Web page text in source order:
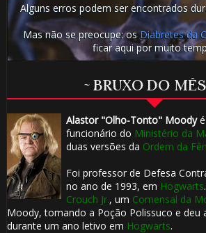
Alguns erros podem ser encontrados
Mas não se preocupe: osDiabretes da
ficar aqui por muito
~ BRUXO DO
Alastor "Olho-Tonto" Moodyé
funcionário do Ministério da
duas versões da Ordem da
Foi professor de Defesa
no ano de 1993, em Hogwarts
Crouch Jr., um Comensal da
Moody, tomando a Poção Polissuco e deu
durante um ano letivo em Hogwarts.